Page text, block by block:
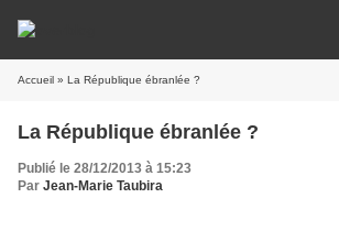
Accueil » La République ébranlée ?
La République ébranlée ?
Publié le 28/12/2013 à 15:23
Par Jean-Marie Taubira